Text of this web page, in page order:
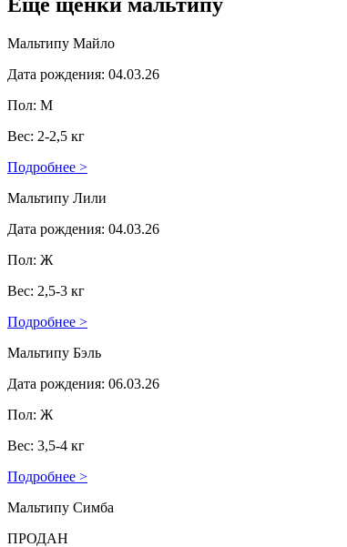
Мальтипу Майло
Дата рождения: 04.03.26
Пол: М
Вес: 2-2,5 кг
Подробнее >
Мальтипу Лили
Дата рождения: 04.03.26
Пол: Ж
Вес: 2,5-3 кг
Подробнее >
Мальтипу Бэль
Дата рождения: 06.03.26
Пол: Ж
Вес: 3,5-4 кг
Подробнее >
Мальтипу Симба
ПРОДАН